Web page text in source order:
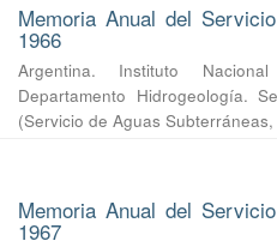
Memoria Anual del
1966
Argentina. Instituto
Departamento Hidrogeología.
(Servicio de Aguas Subterráneas,
Memoria Anual del
1967